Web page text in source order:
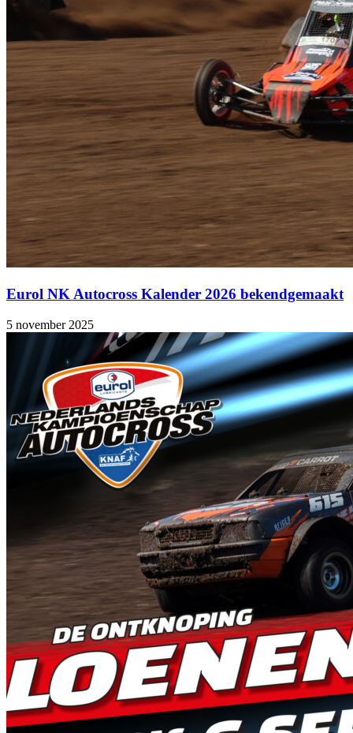
Eurol NK Autocross Kalender 2026 bekendgemaakt
5 november 2025